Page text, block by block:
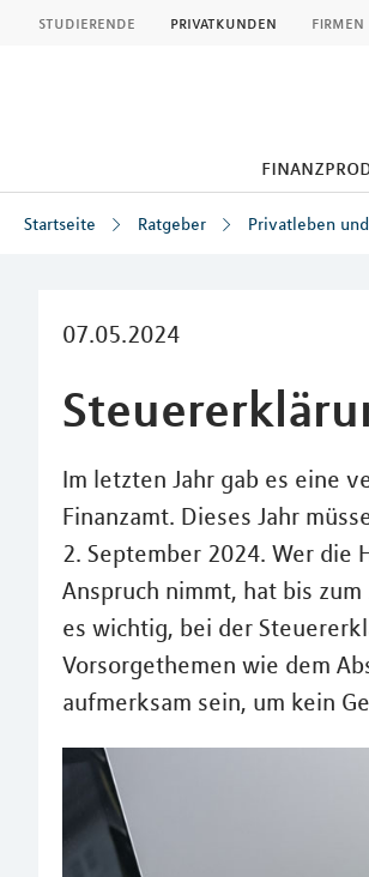
studierende privatkunden
Startseite Ratgeber Privatleben
07.05.2024
Im letzten Jahr gab es eine
Finanzamt. Dieses Jahr
2. September 2024. Wer
Anspruch nimmt, hat bis
es wichtig, bei der
Vorsorgethemen wie dem
aufmerksam sein, um kein